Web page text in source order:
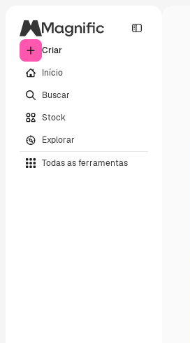
Criar
Início
Buscar
Stock
Explorar
Todas as ferramentas